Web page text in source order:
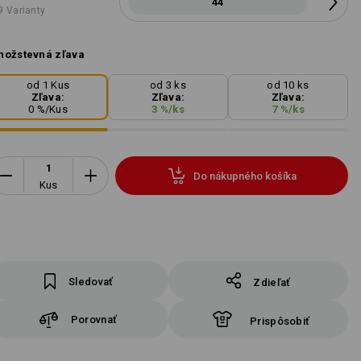
Varianty
zľava
od 1 Kus
Zľava:
0 %/Kus
od 3 ks
Zľava:
3 %/ ks
od 10 ks
Zľava:
7%/ ks
Kus
Do nákupného košíka
Sledovať Zdieľať
Porovnať Prispôsobiť